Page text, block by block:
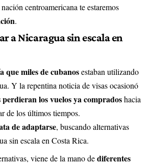
centroamericana te estaremos
.
a Nicaragua sin escala en
que miles de cubanosestaban utilizando
Y la repentina noticia de visas ocasionó
perdieran los vuelos ya compradoshacia
de los últimos tiempos.
de adaptarse, buscando alternativas
sin escala en Costa Rica.
viene de la mano dediferentes